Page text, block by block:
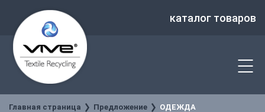
каталог товаров
Главная страница Предложение ОДЕЖДА